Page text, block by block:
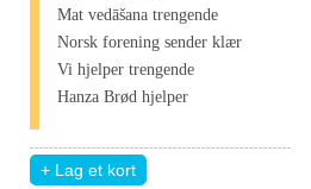
Mat vedāšana trengende
Norsk forening sender klær
Vi hjelper trengende
Hanza Brød hjelper